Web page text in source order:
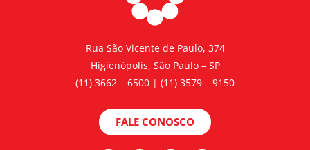
Rua São Vicente de Paulo, 374
Higienópolis, São Paulo – SP
(11) 3662 – 6500 | (11) 3579 – 9150
FALE CONOSCO